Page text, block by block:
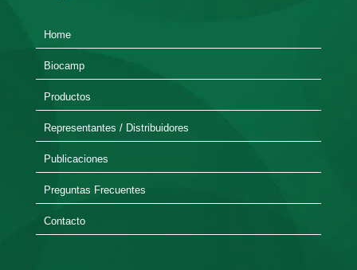
Home
Biocamp
Productos
Representantes / Distribuidores
Publicaciones
Preguntas Frecuentes
Contacto